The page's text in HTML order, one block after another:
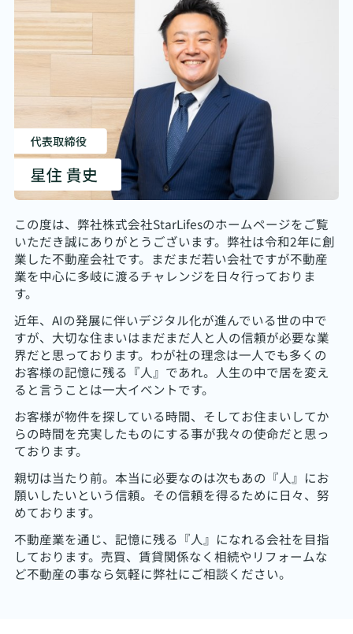
この度は、弊社株式会社StarLifesのホームページをご覧
いただき誠にありがとうございます。弊社は令和2年に創
業した不動産会社です。まだまだ若い会社ですが不動産
業を中心に多岐に渡るチャレンジを日々行っておりま
す。
近年、AIの発展に伴いデジタル化が進んでいる世の中で
すが、大切な住まいはまだまだ人と人の信頼が必要な業
界だと思っております。わが社の理念は一人でも多くの
お客様の記憶に残る『人』であれ。人生の中で居を変え
ると言うことは一大イベントです。
お客様が物件を探している時間、そしてお住まいしてか
らの時間を充実したものにする事が我々の使命だと思っ
ております。
親切は当たり前。本当に必要なのは次もあの『人』にお
願いしたいという信頼。その信頼を得るために日々、努
めております。
不動産業を通じ、記憶に残る『人』になれる会社を目指
しております。売買、賃貸関係なく相続やリフォームな
ど不動産の事なら気軽に弊社にご相談ください。